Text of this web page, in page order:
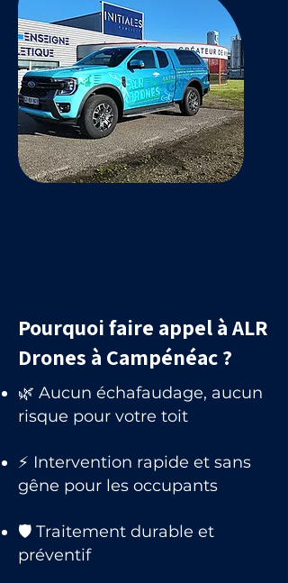
Pourquoi faire appel à ALR
Drones à Campénéac ?
🌿 Aucun échafaudage, aucun
risque pour votre toit
⚡ Intervention rapide et sans
gêne pour les occupants
🛡 Traitement durable et
préventif